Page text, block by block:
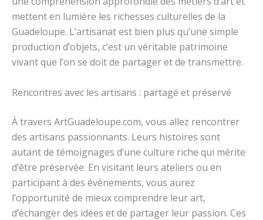
mettent en lumière les richesses culturelles de la
Guadeloupe. L’artisanat est bien plus qu’une simple
production d’objets, c’est un véritable patrimoine
vivant que l’on se doit de partager et de transmettre.
Rencontres avec les artisans : partagé et préservé
À travers ArtGuadeloupe.com, vous allez rencontrer
des artisans passionnants. Leurs histoires sont
autant de témoignages d’une culture riche qui mérite
d’être préservée. En visitant leurs ateliers ou en
participant à des événements, vous aurez
l’opportunité de mieux comprendre leur art,
d’échanger des idées et de partager leur passion. Ces